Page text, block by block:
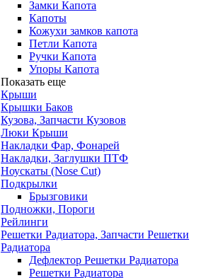
Замки Капота
Капоты
Кожухи замков капота
Петли Капота
Ручки Капота
Упоры Капота
Показать еще
Крыши
Крышки Баков
Кузова, Запчасти Кузовов
Люки Крыши
Накладки Фар, Фонарей
Накладки, Заглушки ПТФ
Ноускаты (Nose Cut)
Подкрылки
Брызговики
Подножки, Пороги
Рейлинги
Решетки Радиатора, Запчасти Решетки
Радиатора
Дефлектор Решетки Радиатора
Решетки Радиатора